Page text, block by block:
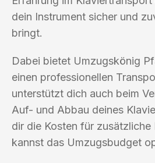
dein Instrument sicher und
bringt.
Dabei bietet Umzugskönig
einen professionellen
unterstützt dich auch beim
Auf- und Abbau deines
dir die Kosten für zusätzliche
kannst das Umzugsbudget